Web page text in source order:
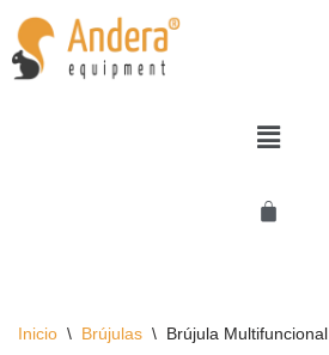
Saltar
Inicio \ Brújulas \ Brújula Multifuncional